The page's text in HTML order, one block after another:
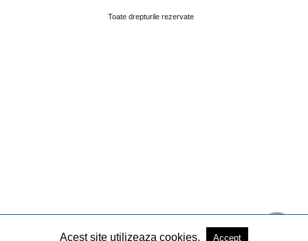
Toate drepturile rezervate
Acest site utilizeaza cookies. Accept